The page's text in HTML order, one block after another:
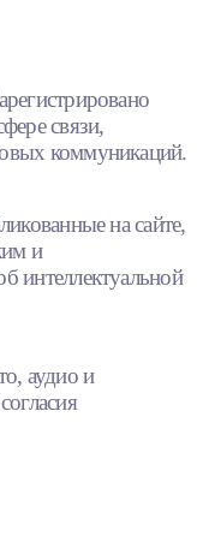
связи,
коммуникаций.
на сайте,
и
интеллектуальной
аудио и